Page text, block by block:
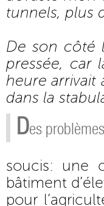
tunnels, plus
De son côté
pressée, car
heure arrivait
dans la
Des
soucis: une
bâtiment
pour